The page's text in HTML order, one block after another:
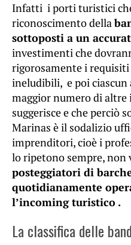
Infatti i porti turistici
riconoscimento della
sottoposti a un
investimenti che
rigorosamente i
ineludibili, e poi
maggior numero di altre
suggerisce e che perciò
Marinas è il sodalizio
imprenditori, cioè i
lo ripetono sempre, non
posteggiatori di
quotidianamente
l’incoming turistico .
La classifica delle